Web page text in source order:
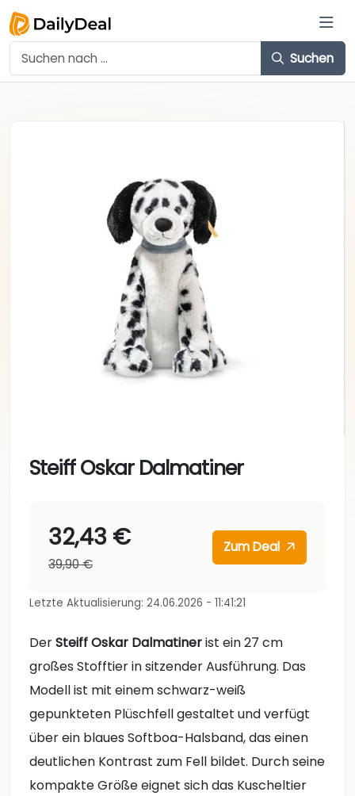
Suchen
Steiff Oskar Dalmatiner
32,43 €
39,90 €
Zum Deal
Letzte Aktualisierung: 24.06.2026 - 11:41:21
DerSteiff Oskar Dalmatinerist ein 27 cm
großes Stofftier in sitzender Ausführung. Das
Modell ist mit einem schwarz-weiß
gepunkteten Plüschfell gestaltet und verfügt
über ein blaues Softboa-Halsband, das einen
deutlichen Kontrast zum Fell bildet. Durch seine
kompakte Größe eignet sich das Kuscheltier